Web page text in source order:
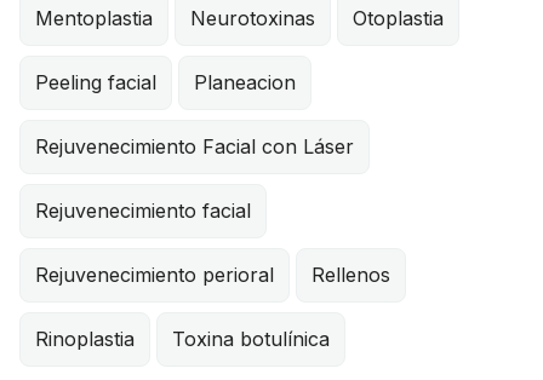
Mentoplastia Neurotoxinas Otoplastia
Peeling facial Planeacion
Rejuvenecimiento Facial con Láser
Rejuvenecimiento facial
Rejuvenecimiento perioral Rellenos
Rinoplastia Toxina botulínica